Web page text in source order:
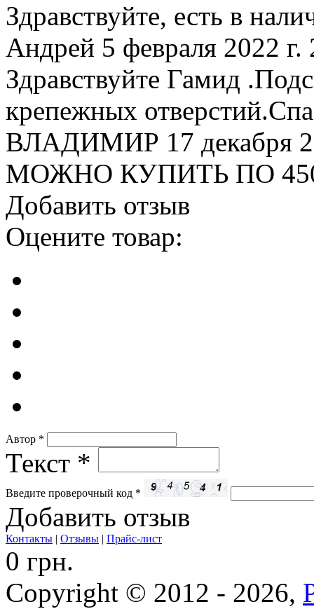
Здравствуйте, есть в
Андрей 5 февраля 2022 г.
Здравствуйте Гамид
крепежных
ВЛАДИМИР 17 декабря
МОЖНО КУПИТЬ ПО
Добавить отзыв
Оцените товар:
Автор *
Текст *
Введите проверочный код *
Добавить отзыв
Контакты | Отзывы | Прайс-лист
0 грн.
Copyright © 2012 - 2026,